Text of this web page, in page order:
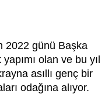
2022 günü Başka
olan ve bu yıl
asıllı genç bir
odağına alıyor.